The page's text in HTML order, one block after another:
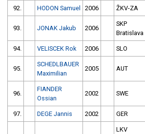
92. HODON Samuel 2006 ŽKV-ZA
93. JONAK Jakub 2006
SKP
Bratislava
94. VELISCEK Rok 2006 SLO
95.
SCHEDLBAUER
Maximilian
2005 AUT
96.
FIANDER
Ossian
2002 SWE
97. DEGE Jannis 2002 GER
LKV